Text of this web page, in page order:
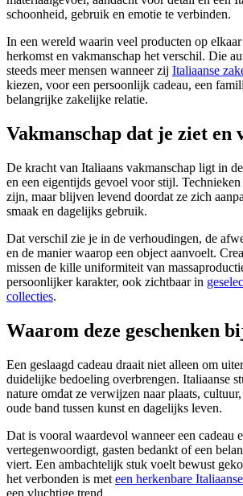
schoonheid, gebruik en emotie te verbinden.
In een wereld waarin veel producten op
herkomst en vakmanschap het verschil. Die
steeds meer mensen wanneer zij Italiaanse
kiezen, voor een persoonlijk cadeau, een
belangrijke zakelijke relatie.
Vakmanschap dat je ziet en
De kracht van Italiaans vakmanschap ligt in
en een eigentijds gevoel voor stijl.
zijn, maar blijven levend doordat ze zich
smaak en dagelijks gebruik.
Dat verschil zie je in de verhoudingen, de
en de manier waarop een object aanvoelt.
missen de kille uniformiteit van
persoonlijker karakter, ook zichtbaar in
collecties.
Waarom deze geschenken
Een geslaagd cadeau draait niet alleen om
duidelijke bedoeling overbrengen. Italiaanse
nature omdat ze verwijzen naar plaats,
oude band tussen kunst en dagelijks leven.
Dat is vooral waardevol wanneer een cadeau
vertegenwoordigt, gasten bedankt of een
viert. Een ambachtelijk stuk voelt bewust
het verbonden is met een herkenbare
een vluchtige trend.